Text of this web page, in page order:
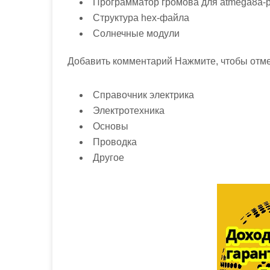
Программатор громова для atmega8a-
Структура hex-файла
Солнечные модули
Добавить комментарий Нажмите, чтобы
Справочник электрика
Электротехника
Основы
Проводка
Другое